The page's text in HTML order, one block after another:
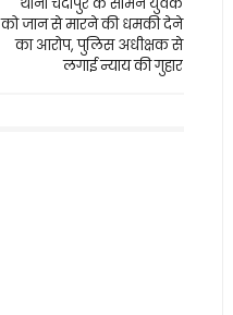
को जान से मारने की धमकी देने
का आरोप, पुलिस अधीक्षक से
लगाई न्याय की गुहार